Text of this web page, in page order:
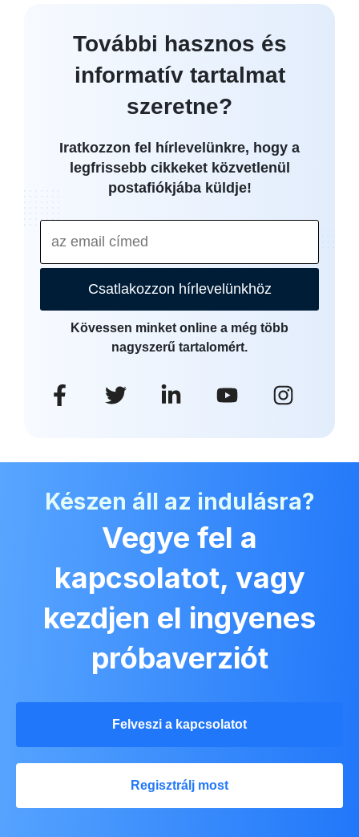
További hasznos és
informatív tartalmat
szeretne?
Iratkozzon fel hírlevelünkre, hogy a
legfrissebb cikkeket közvetlenül
postafiókjába küldje!
Csatlakozzon hírlevelünkhöz
Kövessen minket online a még több
nagyszerű tartalomért.
Készen áll az indulásra?
Vegye fel a
kapcsolatot, vagy
kezdjen el ingyenes
próbaverziót
Felveszi a kapcsolatot
Regisztrálj most